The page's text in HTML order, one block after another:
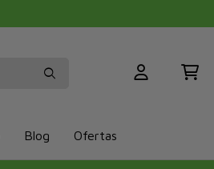
Blog Ofertas